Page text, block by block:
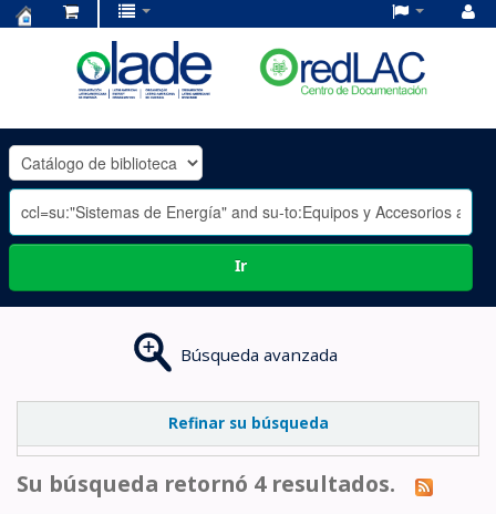
OLADE
-
Ir
Búsqueda avanzada
Refinar su búsqueda
Su búsqueda retornó 4 resultados.